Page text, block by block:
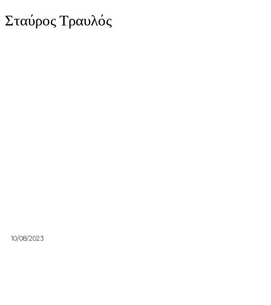
Σταύρος Τραυλός
10/08/2023